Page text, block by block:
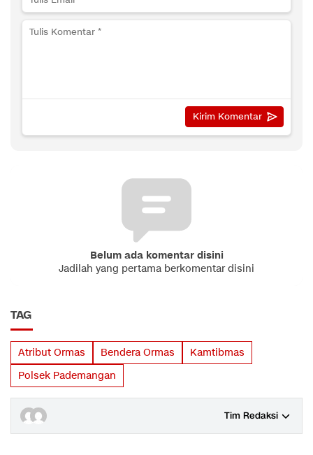
Belum ada komentar disini
Jadilah yang pertama berkomentar disini
TAG
Atribut Ormas Bendera Ormas
Kamtibmas
Polsek Pademangan
Tim Redaksi